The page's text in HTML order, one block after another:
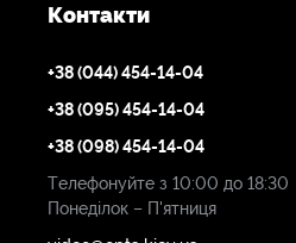
Контакти
+38 (044) 454-14-04
+38 (095) 454-14-04
+38 (098) 454-14-04
Телефонуйте з 10:00 до 18:30
Понеділок – П'ятниця